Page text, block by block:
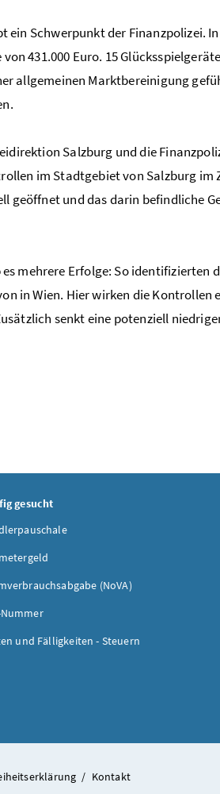
ein Schwerpunkt der Finanzpolizei.
431.000 Euro. 15
allgemeinen Marktbereinigung
Salzburg und die
im Stadtgebiet von Salzburg im
geöffnet und das darin befindliche
mehrere Erfolge: So identifizierten
in Wien. Hier wirken die Kontrollen
senkt eine potenziell
gesucht
(NoVA)
und Fälligkeiten - Steuern
/ Kontakt